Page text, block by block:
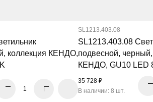
коллекция КЕНДО,
SL1213.403.08
SL1213.403.08
подвесной,
КЕНДО, GU10 LED
35 728 ₽
В наличии: 8 шт.